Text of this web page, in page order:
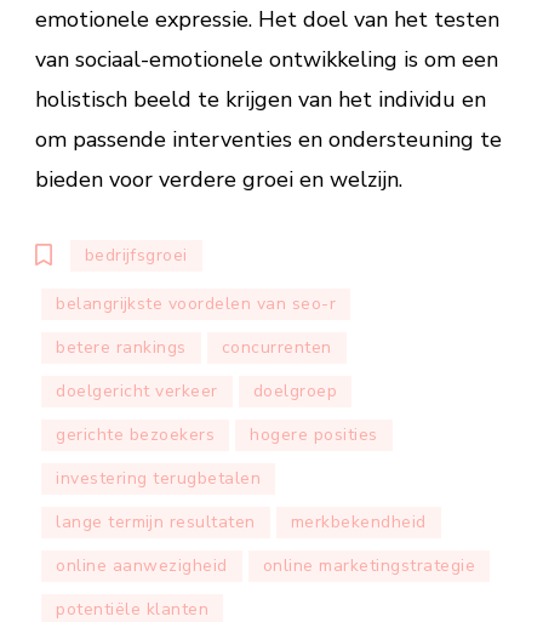
emotionele expressie. Het doel van het testen
van sociaal-emotionele ontwikkeling is om een
holistisch beeld te krijgen van het individu en
om passende interventies en ondersteuning te
bieden voor verdere groei en welzijn.
bedrijfsgroei
belangrijkste voordelen van seo-r
betere rankings
concurrenten
doelgericht verkeer
doelgroep
gerichte bezoekers
hogere posities
investering terugbetalen
lange termijn resultaten
merkbekendheid
online aanwezigheid
online marketingstrategie
potentiële klanten